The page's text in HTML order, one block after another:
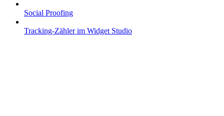
Social Proofing
Tracking-Zähler im Widget Studio